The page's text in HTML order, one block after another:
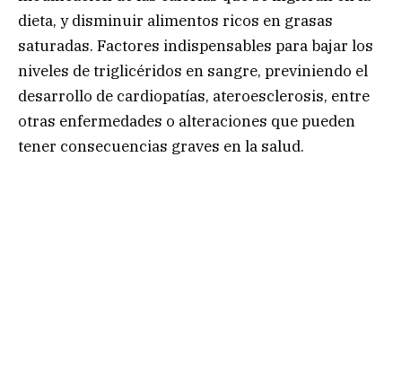
dieta, y disminuir alimentos ricos en grasas
saturadas. Factores indispensables para bajar los
niveles de triglicéridos en sangre, previniendo el
desarrollo de cardiopatías, ateroesclerosis, entre
otras enfermedades o alteraciones que pueden
tener consecuencias graves en la salud.